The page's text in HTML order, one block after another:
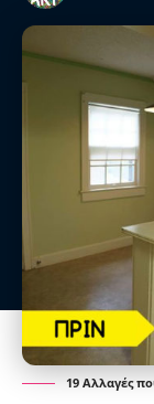
19 Αλλαγές